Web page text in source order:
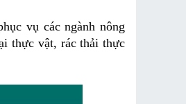
vụ các ngành nông
thực vật, rác thải thực